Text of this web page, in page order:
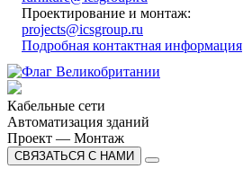
Проектирование и монтаж:
projects@icsgroup.ru
Подробная контактная информация
Кабельные сети
Автоматизация зданий
Проект — Монтаж
СВЯЗАТЬСЯ С НАМИ